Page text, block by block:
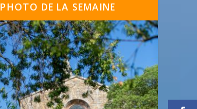
PHOTO DE LA SEMAINE